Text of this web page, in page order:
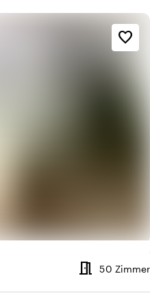
meeting_room
50 Zimmer
favorite_border